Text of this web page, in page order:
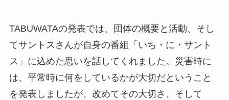
TABUWATAの発表では、団体の概要と活動、そし
てサントスさんが自身の番組「いち・に・サント
ス」に込めた思いを話してくれました。災害時に
は、平常時に何をしているかが大切だということ
を発表しましたが、改めてその大切さ、そして